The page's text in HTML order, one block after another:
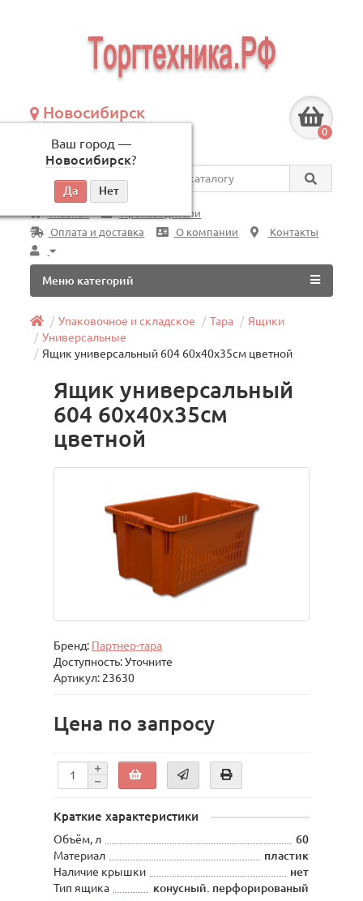
Новосибирск
Ваш город —
Новосибирск?
по будням, с 09:00 до 18:00
0
Везде
Главная
Производители
Оплата и доставка
О компании Контакты
Меню категорий
Упаковочное и складское Тара
Ящики
Универсальные
Ящик универсальный 604 60x40x35см цветной
Ящик универсальный
604 60x40x35см
цветной
Бренд: Партнер-тара
Доступность: Уточните
Артикул: 23630
Цена по запросу
Краткие характеристики
Объём, л
60
Материал
пластик
Наличие крышки
нет
Тип ящика
конусный. перфорированый